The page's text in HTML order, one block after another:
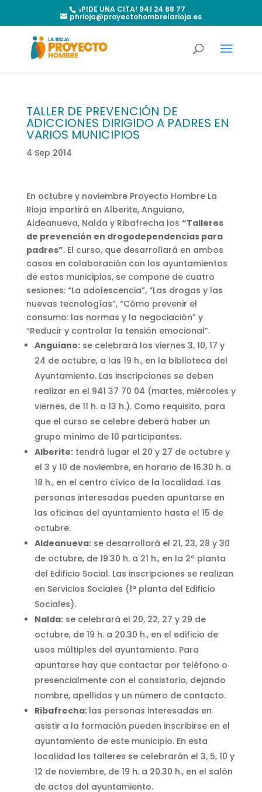
¡PIDE UNA CITA! 941 24 88 77
phrioja@proyectohombrelarioja.es
TALLER DE PREVENCIÓN DE
ADICCIONES DIRIGIDO A PADRES EN
VARIOS MUNICIPIOS
4 Sep 2014
En octubre y noviembre Proyecto Hombre La
Rioja impartirá en Alberite, Anguiano,
Aldeanueva, Nalda y Ribafrecha los “Talleres
de prevención en drogodependencias para
padres”. El curso, que desarrollará en ambos
casos en colaboración con los ayuntamientos
de estos municipios, se compone de cuatro
sesiones: “La adolescencia”, “Las drogas y las
nuevas tecnologías”, “Cómo prevenir el
consumo: las normas y la negociación” y
“Reducir y controlar la tensión emocional”.
Anguiano:se celebrará los viernes 3, 10, 17 y
24 de octubre, a las 19 h., en la biblioteca del
Ayuntamiento. Las inscripciones se deben
realizar en el 941 37 70 04 (martes, miércoles y
viernes, de 11 h. a 13 h.). Como requisito, para
que el curso se celebre deberá haber un
grupo mínimo de 10 participantes.
Alberite:tendrá lugar el 20 y 27 de octubre y
el 3 y 10 de noviembre, en horario de 16.30 h. a
18 h., en el centro cívico de la localidad. Las
personas interesadas pueden apuntarse en
las oficinas del ayuntamiento hasta el 15 de
octubre.
Aldeanueva:se desarrollará el 21, 23, 28 y 30
de octubre, de 19.30 h. a 21 h., en la 2º planta
del Edificio Social. Las inscripciones se realizan
en Servicios Sociales (1ª planta del Edificio
Sociales).
Nalda:se celebrará el 20, 22, 27 y 29 de
octubre, de 19 h. a 20.30 h., en el edificio de
usos múltiples del ayuntamiento. Para
apuntarse hay que contactar por teléfono o
presencialmente con el consistorio, dejando
nombre, apellidos y un número de contacto.
Ribafrecha: las personas interesadas en
asistir a la formación pueden inscribirse en el
ayuntamiento de este municipio. En esta
localidad los talleres se celebrarán el 3, 5, 10 y
12 de noviembre, de 19 h. a 20.30 h., en el salón
de actos del ayuntamiento.